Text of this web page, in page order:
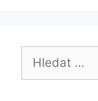
Hledat: